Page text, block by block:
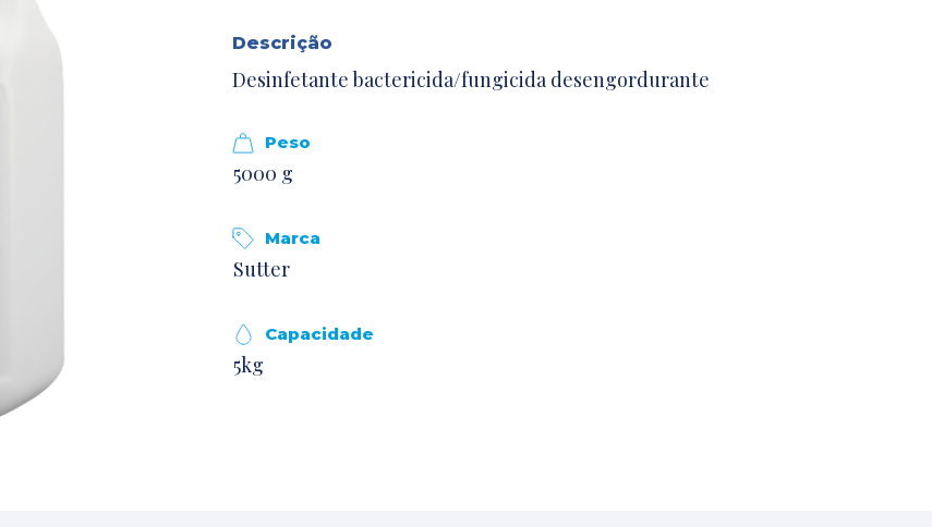
Descrição
Desinfetante bactericida/fungicida desengordurante
Peso
5000 g
Marca
Sutter
Capacidade
5kg